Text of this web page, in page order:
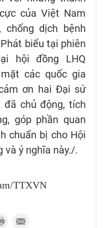
của Việt Nam
chống dịch bệnh
biểu tại phiên
hội đồng LHQ
các quốc gia
ơn hai Đại sứ
đã chủ động, tích
góp phần quan
chuẩn bị cho Hội
và ý nghĩa này./.
TTXVN